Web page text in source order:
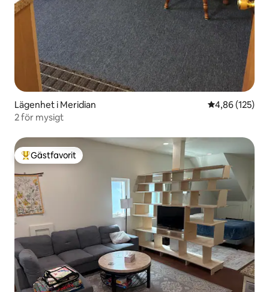
Lägenhet i Meridian 4,86 av 5 i
4,86 (125)
2 för mysigt
Populär gästfavorit
Gästfavorit